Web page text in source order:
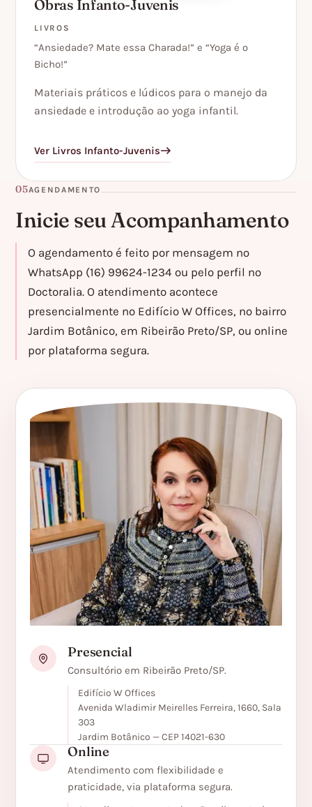
Obras Infanto-Juvenis
LIVROS
“Ansiedade? Mate essa Charada!” e“Yoga é o
Bicho!”
Materiais práticos e lúdicos para o manejo da
ansiedade e introdução ao yoga infantil.
Ver Livros Infanto-Juvenis
05AGENDAMENTO
Inicie seu Acompanhamento
O agendamento é feito por mensagem no
WhatsApp (16) 99624-1234 ou pelo perfil no
Doctoralia. O atendimento acontece
presencialmente no Edifício W Offices, no bairro
Jardim Botânico, em Ribeirão Preto/SP, ou online
por plataforma segura.
Presencial
Consultório em Ribeirão Preto/SP.
Edifício W Offices
Avenida Wladimir Meirelles Ferreira, 1660, Sala
303
Jardim Botânico — CEP 14021-630
Online
Atendimento com flexibilidade e
praticidade, via plataforma segura.